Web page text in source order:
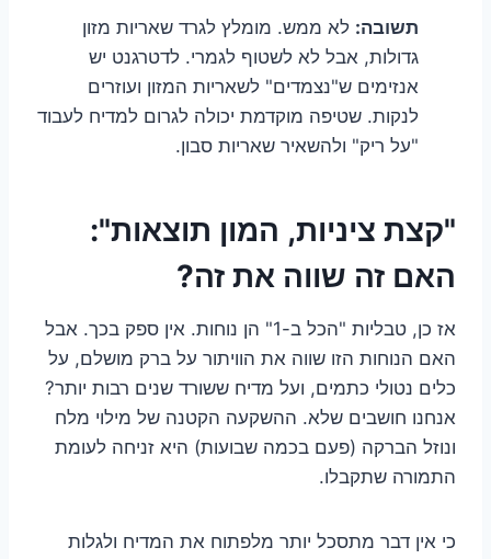
תשובה: לא ממש. מומלץ לגרד שאריות מזון
גדולות, אבל לא לשטוף לגמרי. לדטרגנט יש
אנזימים ש"נצמדים" לשאריות המזון ועוזרים
לנקות. שטיפה מוקדמת יכולה לגרום למדיח לעבוד
"על ריק" ולהשאיר שאריות סבון.
"קצת ציניות, המון תוצאות":
האם זה שווה את זה?
אז כן, טבליות "הכל ב-1" הן נוחות. אין ספק בכך. אבל
האם הנוחות הזו שווה את הוויתור על ברק מושלם, על
כלים נטולי כתמים, ועל מדיח ששורד שנים רבות יותר?
אנחנו חושבים שלא. ההשקעה הקטנה של מילוי מלח
ונוזל הברקה (פעם בכמה שבועות) היא זניחה לעומת
התמורה שתקבלו.
כי אין דבר מתסכל יותר מלפתוח את המדיח ולגלות